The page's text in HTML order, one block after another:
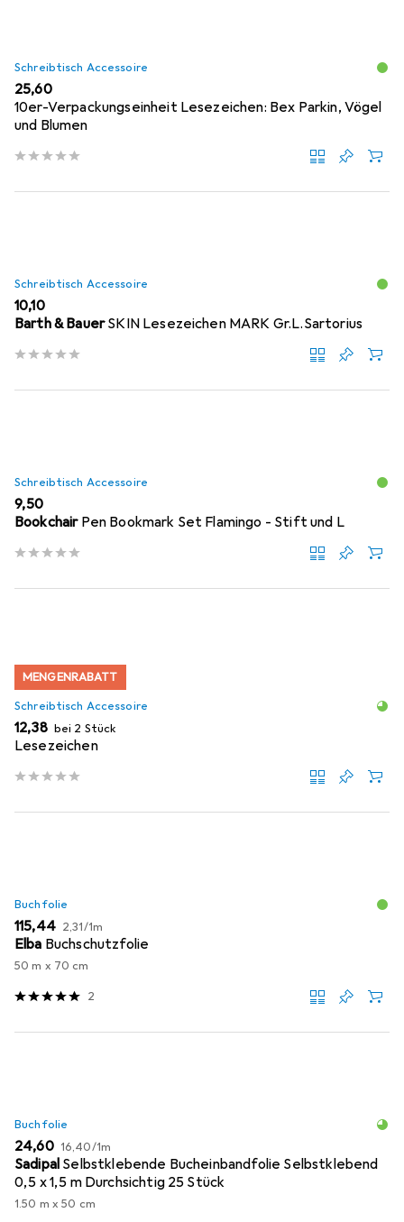
Schreibtisch Accessoire
EUR
25,60
10er-Verpackungseinheit Lesezeichen: Bex Parkin, Vögel
und Blumen
Schreibtisch Accessoire
EUR
10,10
Barth & BauerSKIN Lesezeichen MARK Gr.L.Sartorius
Schreibtisch Accessoire
EUR
9,50
Bookchair Pen Bookmark Set Flamingo - Stift und L
MENGENRABATT
Schreibtisch Accessoire
EUR
12,38 bei 2 Stück
Lesezeichen
Buchfolie
EUR
115,44 EUR
2,31/1m
Elba Buchschutzfolie
50 m x 70 cm
2
Buchfolie
EUR
24,60 EUR
16,40/1m
Sadipal Selbstklebende Bucheinbandfolie Selbstklebend
0,5 x 1,5 m Durchsichtig 25 Stück
1.50 m x 50 cm